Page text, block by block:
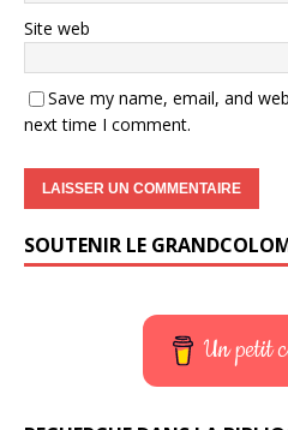
Site web
Save my name, email, and
next time I comment.
SOUTENIR LE
Un petit